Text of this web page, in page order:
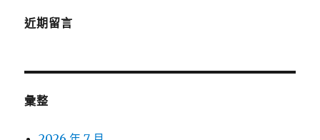
近期留言
彙整